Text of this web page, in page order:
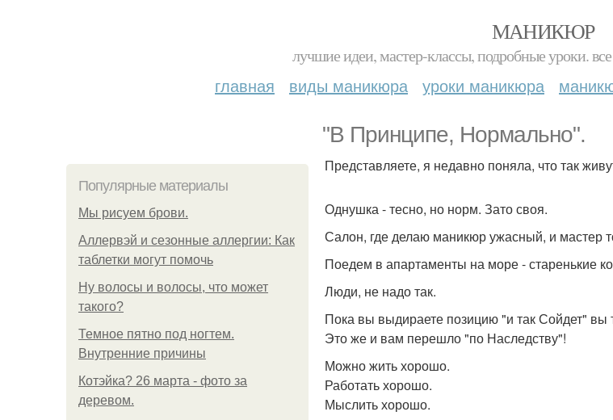
МАНИКЮР
лучшие идеи, мастер-классы, подробные уроки.
главная виды маникюра уроки маникюра
"В Принципе, Нормально".
Популярные материалы
Мы рисуем брови.
Аллервэй и сезонные аллергии: Как
таблетки могут помочь
Ну волосы и волосы, что может
такого?
Темное пятно под ногтем.
Внутренние причины
Котэйка? 26 марта - фото за
деревом.
Представляете, я недавно поняла, что так
Однушка - тесно, но норм. Зато своя.
Салон, где делаю маникюр ужасный, и мастер
Поедем в апартаменты на море - старенькие
Люди, не надо так.
Пока вы выдираете позицию "и так Сойдет" вы
Это же и вам перешло "по Наследству"!
Можно жить хорошо.
Работать хорошо.
Мыслить хорошо.